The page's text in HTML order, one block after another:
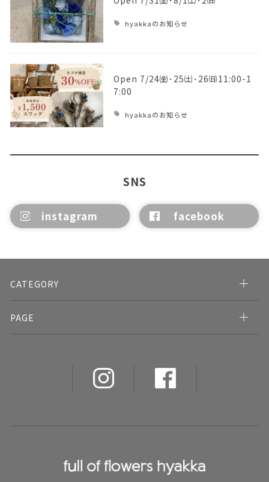
hyakkaのお知らせ
Open 7/24㈮･25㈯･26㈰11:00-1
7:00
hyakkaのお知らせ
SNS
instagram facebook
CATEGORY
PAGE